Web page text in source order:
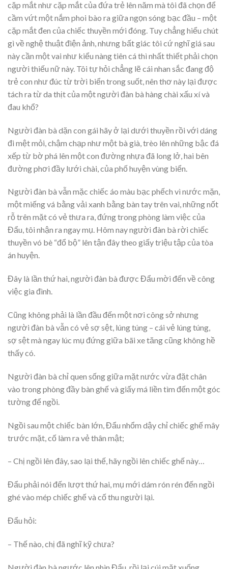
cặp mắt như cặp mắt của đứa trẻ lên năm mà tôi đã chọn để
cầm vứt một nắm phoi bào ra giữa ngọn sóng bạc đầu – một
cặp mắt đen của chiếc thuyền mới đóng. Tuy chẳng hiểu chút
gì về nghệ thuật điện ảnh, nhưng bất giác tôi cứ nghĩ giá sau
này cần một vai như kiểu nàng tiên cá thì nhất thiết phải chọn
người thiếu nữ này. Tôi tự hỏi chẳng lẽ cái nhan sắc đang độ
trẻ con như đúc từ trời biển trong suốt, nên thơ này lại được
tách ra từ da thịt của một người đàn bà hàng chài xấu xí và
đau khổ?
Người đàn bà dặn con gái hãy ở lại dưới thuyền rồi với dáng
đi mệt mỏi, chậm chạp như một bà già, trèo lên những bậc đá
xếp từ bờ phá lên một con đường nhựa đã long lở, hai bên
đường phơi đầy lưới chài, của phố huyện vùng biển.
Người đàn bà vẫn mặc chiếc áo màu bạc phếch vì nước mặn,
một miếng vá bằng vải xanh bằng bàn tay trên vai, những nốt
rỗ trên mặt có vẻ thưa ra, đứng trong phòng làm việc của
Đẩu, tôi nhận ra ngay mụ. Hôm nay người đàn bà rời chiếc
thuyền vó bè “đổ bộ” lên tận đây theo giấy triệu tập của tòa
án huyện.
Đây là lần thứ hai, người đàn bà được Đẩu mời đến về công
việc gia đình.
Cũng không phải là lần đầu đến một nơi công sở nhưng
người đàn bà vẫn có vẻ sợ sệt, lúng túng – cái vẻ lúng túng,
sợ sệt mà ngay lúc mụ đứng giữa bãi xe tăng cũng không hề
thấy có.
Người đàn bà chỉ quen sống giữa mặt nước vừa đặt chân
vào trong phòng đầy bàn ghế và giấy má liền tìm đến một góc
tường để ngồi.
Ngồi sau một chiếc bàn lớn, Đẩu nhổm dậy chỉ chiếc ghế mây
trước mặt, cố làm ra vẻ thân mật;
– Chị ngồi lên đây, sao lại thế, hãy ngồi lên chiếc ghế này…
Đẩu phải nói đến lượt thứ hai, mụ mới dám rón rén đến ngồi
ghé vào mép chiếc ghế và cố thu người lại.
Đẩu hỏi:
– Thế nào, chị đã nghĩ kỹ chưa?
Người đàn bà ngước lên nhìn Đẩu, rồi lại cúi mặt xuống.